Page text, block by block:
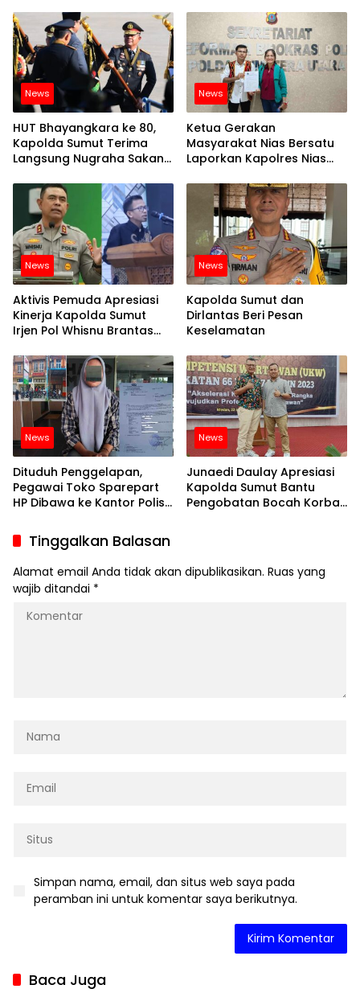
News
HUT Bhayangkara ke 80,
Kapolda Sumut Terima
Langsung Nugraha Sakanti
News
Ketua Gerakan
Masyarakat Nias Bersatu
Laporkan Kapolres Nias
Polda Sumut
News
Aktivis Pemuda Apresiasi
Kinerja Kapolda Sumut
Irjen Pol Whisnu Brantas
Premanisme: Bukti Nyata
Polri Lindungi Masyarakat
News
Kapolda Sumut dan
Dirlantas Beri Pesan
Keselamatan
News
Dituduh Penggelapan,
Pegawai Toko Sparepart
HP Dibawa ke Kantor Polisi
15 Juta Untuk Bebas, Ini
Kata Kasat Reskrim
Polrestabes Medan
News
Junaedi Daulay Apresiasi
Kapolda Sumut Bantu
Pengobatan Bocah Korban
Tinggalkan Balasan
Alamat email Anda tidak akan dipublikasikan. Ruas yang
wajib ditandai *
Simpan nama, email, dan situs web saya pada
peramban ini untuk komentar saya berikutnya.
Baca Juga